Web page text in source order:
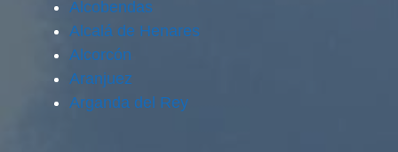
Alcobendas
Alcalá de Henares
Alcorcón
Aranjuez
Arganda del Rey